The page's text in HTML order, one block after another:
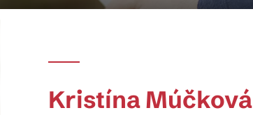
Kristína Múčková